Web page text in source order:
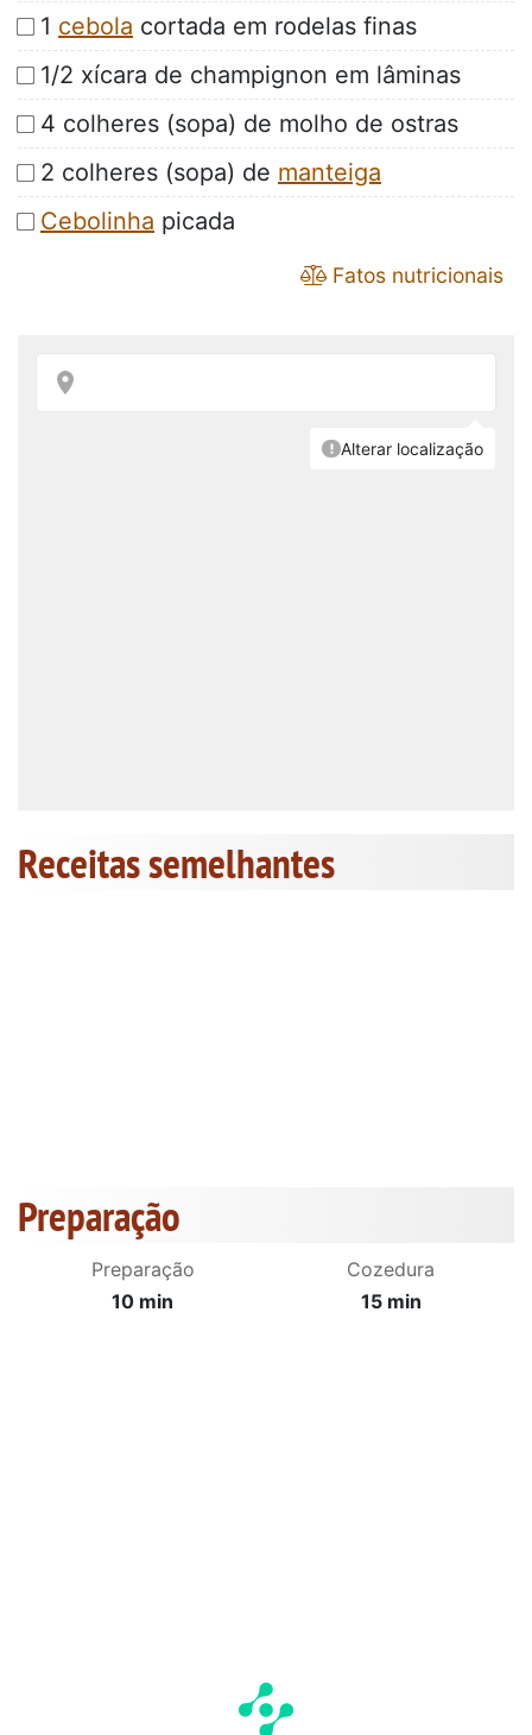
1 cebola cortada em rodelas finas
1/2 xícara de champignon em lâminas
4 colheres (sopa) de molho de ostras
2 colheres (sopa) de manteiga
Cebolinha picada
Fatos nutricionais
Receitas semelhantes
Preparação
Preparação
10 min
Cozedura
15 min